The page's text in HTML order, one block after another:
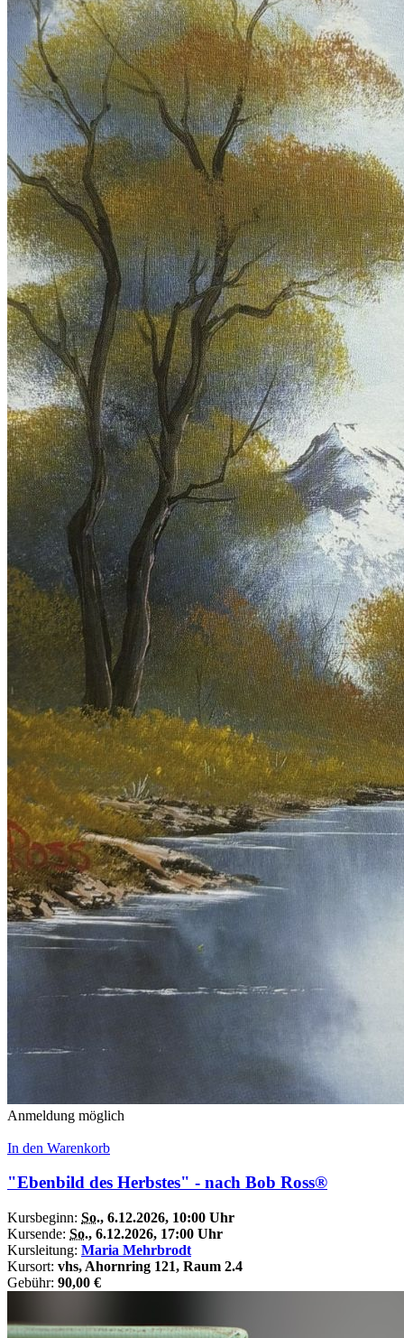
Anmeldung möglich
In den Warenkorb
"Ebenbild des Herbstes" - nach Bob Ross®
Kursbeginn: So., 6.12.2026, 10:00 Uhr
Kursende: So., 6.12.2026, 17:00 Uhr
Kursleitung: Maria Mehrbrodt
Kursort: vhs, Ahornring 121, Raum 2.4
Gebühr: 90,00 €